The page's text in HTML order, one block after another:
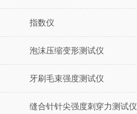
指数仪
泡沫压缩变形测试仪
牙刷毛束强度测试仪
缝合针针尖强度刺穿力测试仪